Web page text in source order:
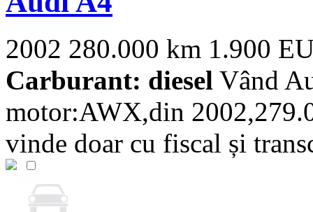
2002 280.000 km 1.900
Carburant: diesel Vând
motor:AWX,din
vinde doar cu fiscal și